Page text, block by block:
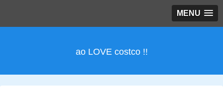
MENU
ao LOVE costco !!